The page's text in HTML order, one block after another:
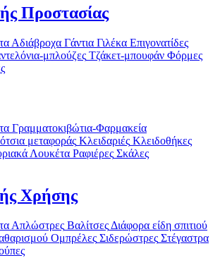
Προστασίας
Αδιάβροχα Γάντια Γιλέκα Επιγονατίδες
μπλούζες Τζάκετ-μπουφάν Φόρμες
Γραμματοκιβώτια-Φαρμακεία
μεταφοράς Κλειδαριές Κλειδοθήκες
Λουκέτα Ραφιέρες Σκάλες
Χρήσης
Απλώστρες Βαλίτσες Διάφορα είδη σπιτιού
Ομπρέλες Σιδερώστρες Στέγαστρα